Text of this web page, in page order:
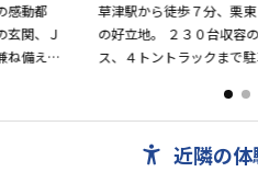
感動都
玄関、Ｊ
ね備えた
草津駅から徒歩７分、栗東
の好立地。 ２３０台収容
ス、４トントラックまで
近隣の